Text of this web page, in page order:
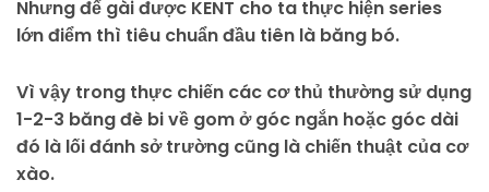
Nhưng để gài được KENT cho ta thực hiện series
lớn điểm thì tiêu chuẩn đầu tiên là băng bó.
Vì vậy trong thực chiến các cơ thủ thường sử dụng
1-2-3 băng đè bi về gom ở góc ngắn hoặc góc dài
đó là lối đánh sở trường cũng là chiến thuật của cơ
xào.